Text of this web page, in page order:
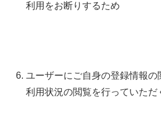
利用をお断りするため
ユーザーにご自身の登録情報
利用状況の閲覧を行っていただ